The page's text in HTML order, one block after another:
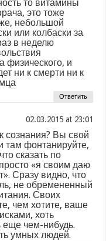
то витамины
это тоже
небольшой
или колбаски за
в неделю
физического, и
ни к смерти ни к
Ответить
at
сознания? Вы свой
там фонтанируйте,
сказать по
«я своим даю
Сразу видно, что
не обремененный
Своих
чем хотите, ваше
хоть
еще чем-нибудь.
умных людей.